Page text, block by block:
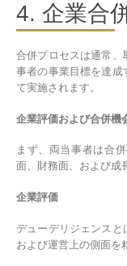
4. 企業合
合併プロセスは通常、
事者の事業目標を達成
て実施されます。
企業評価および合併機
まず、両当事者は合
面、財務面、および成
企業評価
デューデリジェンスと
および運営上の側面を